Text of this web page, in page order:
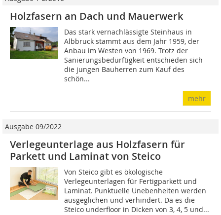
Holzfasern an Dach und Mauerwerk
Das stark vernachlässigte Steinhaus in
Albbruck stammt aus dem Jahr 1959, der
Anbau im Westen von 1969. Trotz der
Sanierungsbedürftigkeit entschieden sich
die jungen Bauherren zum Kauf des
schön...
mehr
Ausgabe 09/2022
Verlegeunterlage aus Holzfasern für
Parkett und Laminat von Steico
Von Steico gibt es ökologische
Verlegeunterlagen für Fertigparkett und
Laminat. Punktuelle Unebenheiten werden
ausgeglichen und verhindert. Da es die
Steico underfloor in Dicken von 3, 4, 5 und...